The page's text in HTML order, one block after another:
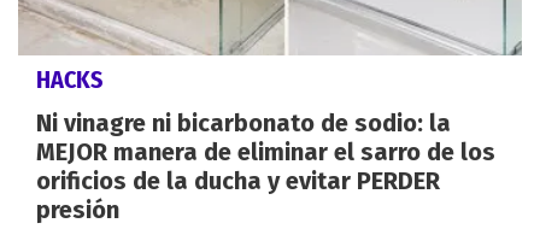
HACKS
Ni vinagre ni bicarbonato de sodio: la
MEJOR manera de eliminar el sarro de los
orificios de la ducha y evitar PERDER
presión